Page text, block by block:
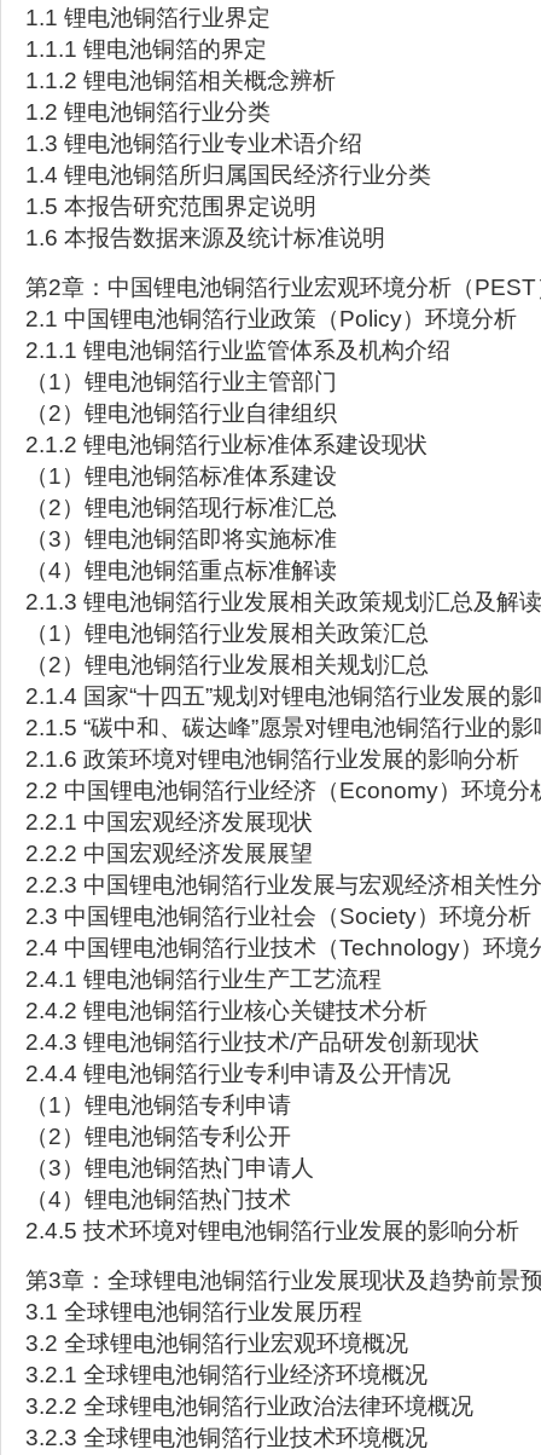
1.1 锂电池铜箔行业界定
1.1.1 锂电池铜箔的界定
1.1.2 锂电池铜箔相关概念辨析
1.2 锂电池铜箔行业分类
1.3 锂电池铜箔行业专业术语介绍
1.4 锂电池铜箔所归属国民经济行业分类
1.5 本报告研究范围界定说明
1.6 本报告数据来源及统计标准说明
第2章：中国锂电池铜箔行业宏观环境分析（PEST
2.1 中国锂电池铜箔行业政策（Policy）环境分析
2.1.1 锂电池铜箔行业监管体系及机构介绍
（1）锂电池铜箔行业主管部门
（2）锂电池铜箔行业自律组织
2.1.2 锂电池铜箔行业标准体系建设现状
（1）锂电池铜箔标准体系建设
（2）锂电池铜箔现行标准汇总
（3）锂电池铜箔即将实施标准
（4）锂电池铜箔重点标准解读
2.1.3 锂电池铜箔行业发展相关政策规划汇总及解读
（1）锂电池铜箔行业发展相关政策汇总
（2）锂电池铜箔行业发展相关规划汇总
2.1.4 国家“十四五”规划对锂电池铜箔行业发展的影
2.1.5 “碳中和、碳达峰”愿景对锂电池铜箔行业的影
2.1.6 政策环境对锂电池铜箔行业发展的影响分析
2.2 中国锂电池铜箔行业经济（Economy）环境分
2.2.1 中国宏观经济发展现状
2.2.2 中国宏观经济发展展望
2.2.3 中国锂电池铜箔行业发展与宏观经济相关性
2.3 中国锂电池铜箔行业社会（Society）环境分析
2.4 中国锂电池铜箔行业技术（Technology）环境
2.4.1 锂电池铜箔行业生产工艺流程
2.4.2 锂电池铜箔行业核心关键技术分析
2.4.3 锂电池铜箔行业技术/产品研发创新现状
2.4.4 锂电池铜箔行业专利申请及公开情况
（1）锂电池铜箔专利申请
（2）锂电池铜箔专利公开
（3）锂电池铜箔热门申请人
（4）锂电池铜箔热门技术
2.4.5 技术环境对锂电池铜箔行业发展的影响分析
第3章：全球锂电池铜箔行业发展现状及趋势前景
3.1 全球锂电池铜箔行业发展历程
3.2 全球锂电池铜箔行业宏观环境概况
3.2.1 全球锂电池铜箔行业经济环境概况
3.2.2 全球锂电池铜箔行业政治法律环境概况
3.2.3 全球锂电池铜箔行业技术环境概况